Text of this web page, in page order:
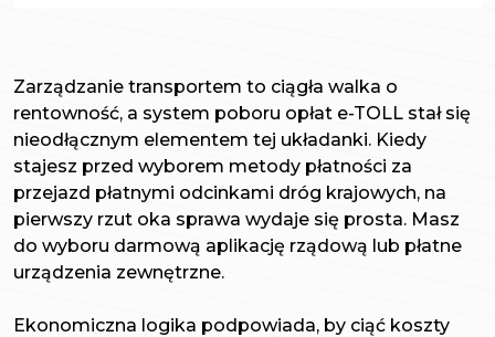
Zarządzanie transportem to ciągła walka o
rentowność, a system poboru opłat e-TOLL stał się
nieodłącznym elementem tej układanki. Kiedy
stajesz przed wyborem metody płatności za
przejazd płatnymi odcinkami dróg krajowych, na
pierwszy rzut oka sprawa wydaje się prosta. Masz
do wyboru darmową aplikację rządową lub płatne
urządzenia zewnętrzne.
Ekonomiczna logika podpowiada, by ciąć koszty